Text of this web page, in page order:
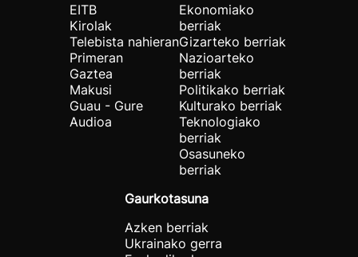
EITB
Kirolak
Telebista nahieran
Primeran
Gaztea
Makusi
Guau - Gure
Audioa
Ekonomiako
berriak
Gizarteko berriak
Nazioarteko
berriak
Politikako berriak
Kulturako berriak
Teknologiako
berriak
Osasuneko
berriak
Gaurkotasuna
Azken berriak
Ukrainako gerra